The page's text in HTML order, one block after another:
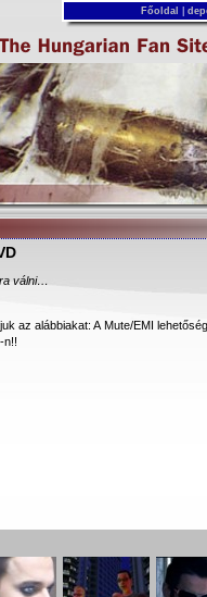
Főoldal
válni…
az alábbiakat: A Mute/EMI
n!!